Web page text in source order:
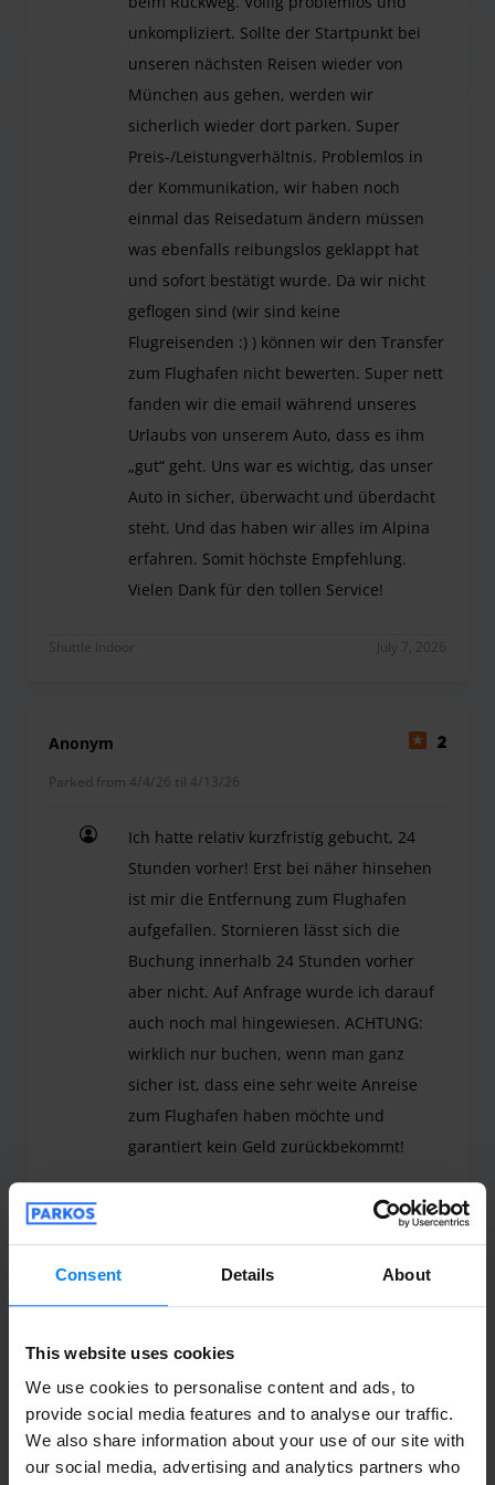
Consent Details About
This website uses cookies
We use cookies to personalise content and ads, to
provide social media features and to analyse our traffic.
We also share information about your use of our site with
our social media, advertising and analytics partners who
There is very limited local public transport between
00:40 and 04:11. The journey to the airport takes longer
during this period.
unkompliziert. Sollte der Startpunkt bei
unseren nächsten Reisen wieder von
München aus gehen, werden wir
sicherlich wieder dort parken. Super
Preis-/Leistungverhältnis. Problemlos in
der Kommunikation, wir haben noch
einmal das Reisedatum ändern müssen
was ebenfalls reibungslos geklappt hat
und sofort bestätigt wurde. Da wir nicht
geflogen sind (wir sind keine
Flugreisenden :) ) können wir den Transfer
zum Flughafen nicht bewerten. Super nett
fanden wir die email während unseres
Urlaubs von unserem Auto, dass es ihm
„gut“ geht. Uns war es wichtig, das unser
Auto in sicher, überwacht und überdacht
steht. Und das haben wir alles im Alpina
erfahren. Somit höchste Empfehlung.
Vielen Dank für den tollen Service!
Shuttle Indoor July 7, 2026
Anonym 2
Parked from 4/4/26 til 4/13/26
Ich hatte relativ kurzfristig gebucht, 24
Stunden vorher! Erst bei näher hinsehen
ist mir die Entfernung zum Flughafen
aufgefallen. Stornieren lässt sich die
Buchung innerhalb 24 Stunden vorher
aber nicht. Auf Anfrage wurde ich darauf
auch noch mal hingewiesen. ACHTUNG:
wirklich nur buchen, wenn man ganz
sicher ist, dass eine sehr weite Anreise
zum Flughafen haben möchte und
garantiert kein Geld zurückbekommt!
Shuttle Indoor April 15, 2026
Anonym
Der Zugang aus der Tiefgarage früh
morgens, sowie der Zugang zur Tiefgarage
zur normalen Uhrzeit abends an Sonn-